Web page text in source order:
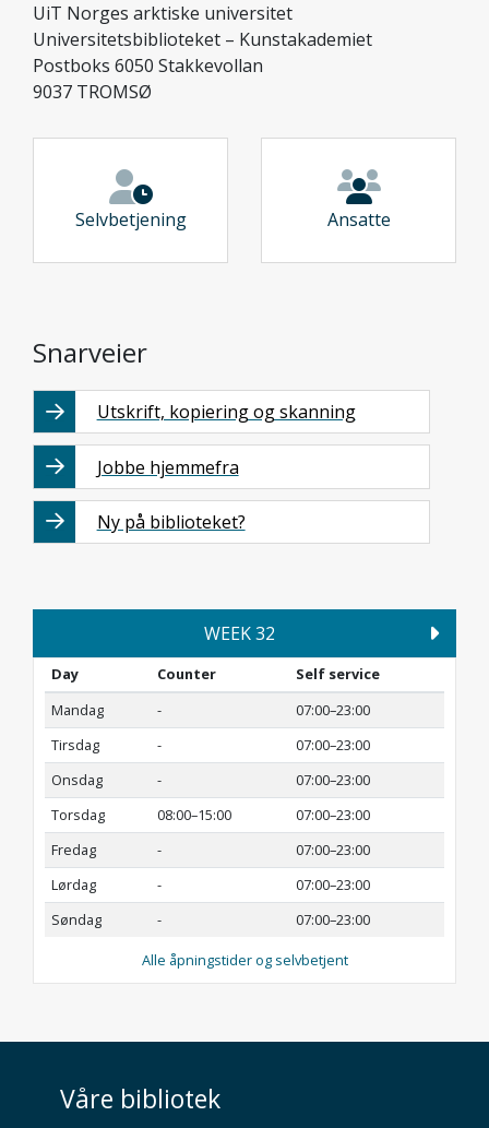
UiT Norges arktiske universitet
Universitetsbiblioteket – Kunstakademiet
Postboks 6050 Stakkevollan
9037 TROMSØ
Selvbetjening Ansatte
Snarveier
Utskrift, kopiering og skanning
Jobbe hjemmefra
Ny på biblioteket?
WEEK 32
Day Counter
Self service
Mandag
-
07:00–23:00
Tirsdag
-
07:00–23:00
Onsdag
-
07:00–23:00
Torsdag
08:00–15:00
07:00–23:00
Fredag
-
07:00–23:00
Lørdag
-
07:00–23:00
Søndag
- 07:00–23:00
Alle åpningstider og selvbetjent
Våre bibliotek